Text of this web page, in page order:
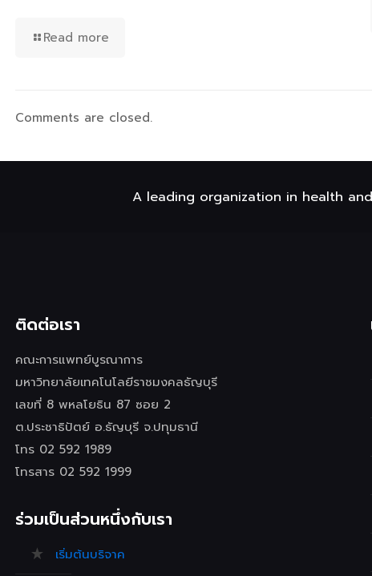
Read more
Comments are closed.
A leading organization in health
ติดต่อเรา
คณะการแพทย์บูรณาการ
มหาวิทยาลัยเทคโนโลยีราชมงคลธัญบุรี
เลขที่ 8 พหลโยธิน 87 ซอย 2
ต.ประชาธิปัตย์ อ.ธัญบุรี จ.ปทุมธานี
โทร 02 592 1989
โทรสาร 02 592 1999
ร่วมเป็นส่วนหนึ่งกับเรา
เริ่มต้นบริจาค